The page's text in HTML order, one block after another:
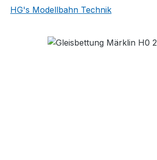
HG's Modellbahn Technik
Bildergalerie überspringen